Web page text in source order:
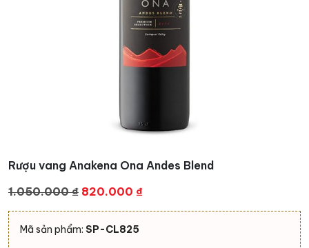
Rượu vang Anakena Ona Andes Blend
1.050.000₫ Giá
gốc
là:
820.000 ₫Giá
hiện
Mã sản phẩm: SP-CL825